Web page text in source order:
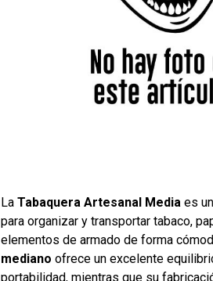
LaTabaquera Artesanal Media es
para organizar y transportar tabaco,
elementos de armado de forma
mediano ofrece un excelente
portabilidad, mientras que su